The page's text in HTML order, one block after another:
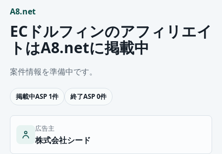
A8.net
ECドルフィンのアフィリエイ
トはA8.netに掲載中
案件情報を準備中です。
掲載中ASP 1件 終了ASP 0件
広告主
株式会社シード